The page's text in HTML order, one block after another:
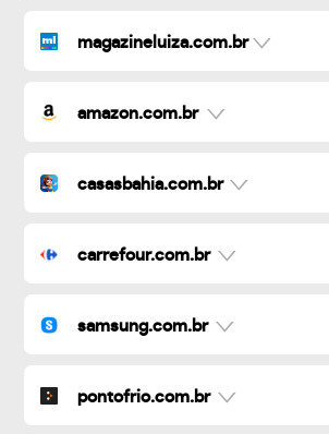
magazineluiza.com.br
amazon.com.br
casasbahia.com.br
carrefour.com.br
samsung.com.br
pontofrio.com.br